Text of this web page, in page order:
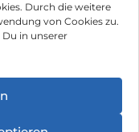
Durch die weitere
von Cookies zu.
in unserer